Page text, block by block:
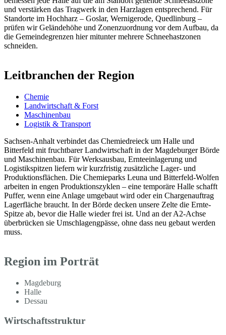
und verstärken das Tragwerk in den Harzlagen entsprechend. Für
Standorte im Hochharz – Goslar, Wernigerode, Quedlinburg –
prüfen wir Geländehöhe und Zonenzuordnung vor dem Aufbau, da
die Gemeindegrenzen hier mitunter mehrere Schneehastzonen
schneiden.
Leitbranchen der Region
Chemie
Landwirtschaft & Forst
Maschinenbau
Logistik & Transport
Sachsen-Anhalt verbindet das Chemiedreieck um Halle und
Bitterfeld mit fruchtbarer Landwirtschaft in der Magdeburger Börde
und Maschinenbau. Für Werksausbau, Ernteeinlagerung und
Logistikspitzen liefern wir kurzfristig zusätzliche Lager- und
Produktionsflächen. Die Chemieparks Leuna und Bitterfeld-Wolfen
arbeiten in engen Produktionszyklen – eine temporäre Halle schafft
Puffer, wenn eine Anlage umgebaut wird oder ein Chargenauftrag
Lagerfläche braucht. In der Börde decken unsere Zelte die Ernte-
Spitze ab, bevor die Halle wieder frei ist. Und an der A2-Achse
überbrücken sie Umschlagengpässe, ohne dass neu gebaut werden
muss.
Region im Porträt
Magdeburg
Halle
Dessau
Wirtschaftsstruktur